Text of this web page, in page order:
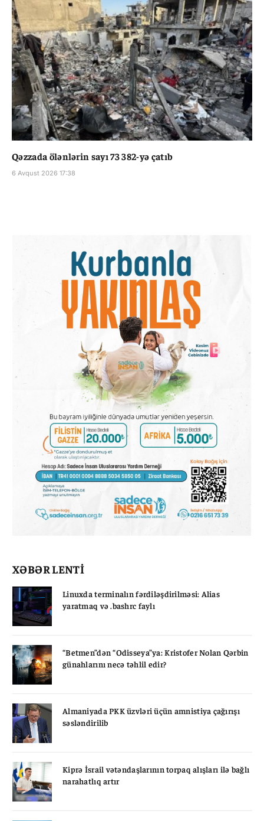
Qəzzada ölənlərin sayı 73 382-yə çatıb
6 Avqust 2026 17:38
XƏBƏR LENTİ
Linuxda terminalın fərdiləşdirilməsi: Alias
yaratmaq və .bashrc faylı
“Betmen”dən “Odisseya”ya: Kristofer Nolan Qərbin
günahlarını necə təhlil edir?
Almaniyada PKK üzvləri üçün amnistiya çağırışı
səsləndirilib
Kiprə İsrail vətəndaşlarının torpaq alışları ilə bağlı
narahatlıq artır